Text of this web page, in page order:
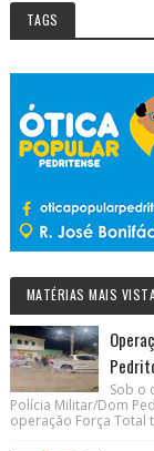
TAGS
MATÉRIAS MAIS
Sob o
Polícia Militar/Dom
operação Força Total